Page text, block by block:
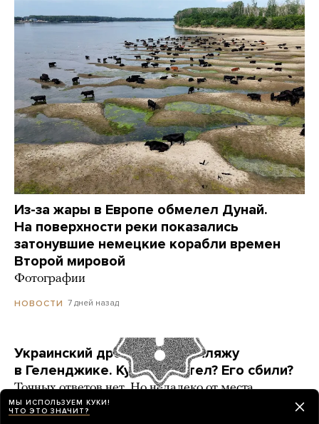
Из-за жары в Европе обмелел Дунай.
На поверхности реки показались
затонувшие немецкие корабли времен
Второй мировой
Фотографии
НОВОСТИ 7 дней назад
Украинский дрон попал по пляжу
в Геленджике. Куда он летел? Его сбили?
Точных ответов нет. Но недалеко от места
ЧП находится объект, который могла защищать
ПВО
МЫ ИСПОЛЬЗУЕМ КУКИ!
ЧТО ЭТО ЗНАЧИТ?